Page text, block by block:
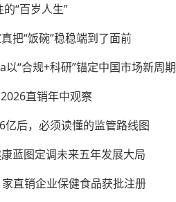
“百岁人生”
把“饭碗”稳稳端到了面前
“合规+科研”锚定中国市场新周期
直销年中观察
后，必须读懂的监管路线图
蓝图定调未来五年发展大局
直销企业保健食品获批注册